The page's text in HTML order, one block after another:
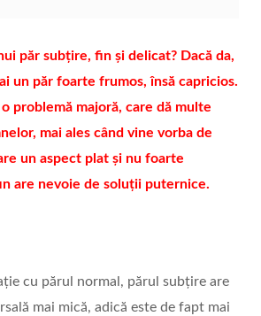
păr subțire, fin și delicat? Dacă da,
un păr foarte frumos, însă capricios.
problemă majoră, care dă multe
mai ales când vine vorba de
un aspect plat și nu foarte
are nevoie de soluții puternice.
cu părul normal, părul subțire are
mai mică, adică este de fapt mai